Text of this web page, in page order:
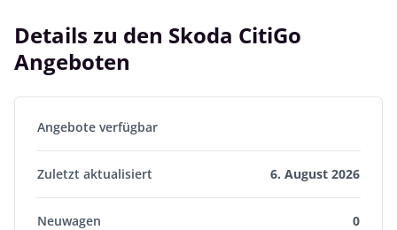
Details zu den Skoda CitiGo
Angeboten
Angebote verfügbar
Zuletzt aktualisiert 6. August 2026
Neuwagen 0